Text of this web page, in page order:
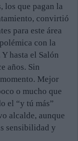
los que pagan la
convirtió
para este área
con la
hasta el Salón
años. Sin
Mejor
o mucho que
el “y tú más”
alcalde, aunque
sensibilidad y